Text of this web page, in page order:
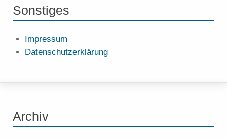
Sonstiges
Impressum
Datenschutzerklärung
Archiv